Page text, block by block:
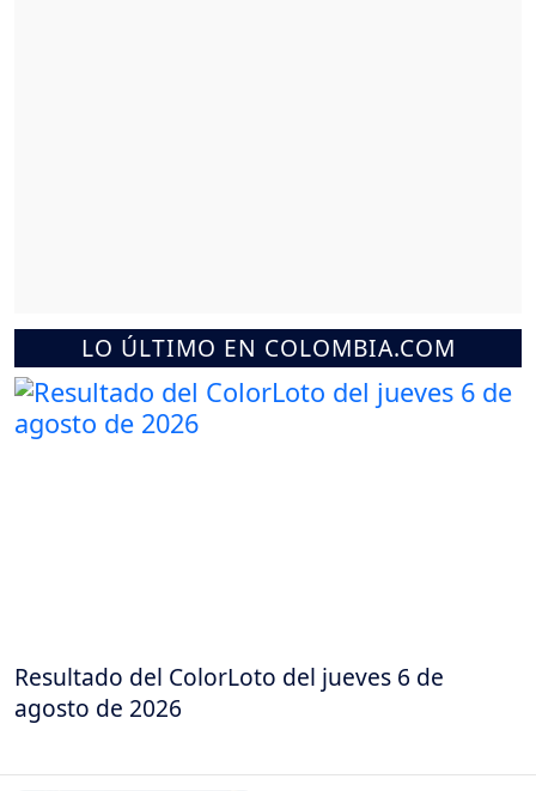
LO ÚLTIMO EN COLOMBIA.COM
Resultado del ColorLoto del jueves 6 de
agosto de 2026